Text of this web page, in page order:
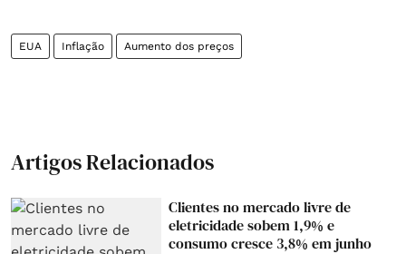
EUA Inflação Aumento dos preços
Artigos Relacionados
Clientes no mercado livre de
eletricidade sobem 1,9% e
consumo cresce 3,8% em junho